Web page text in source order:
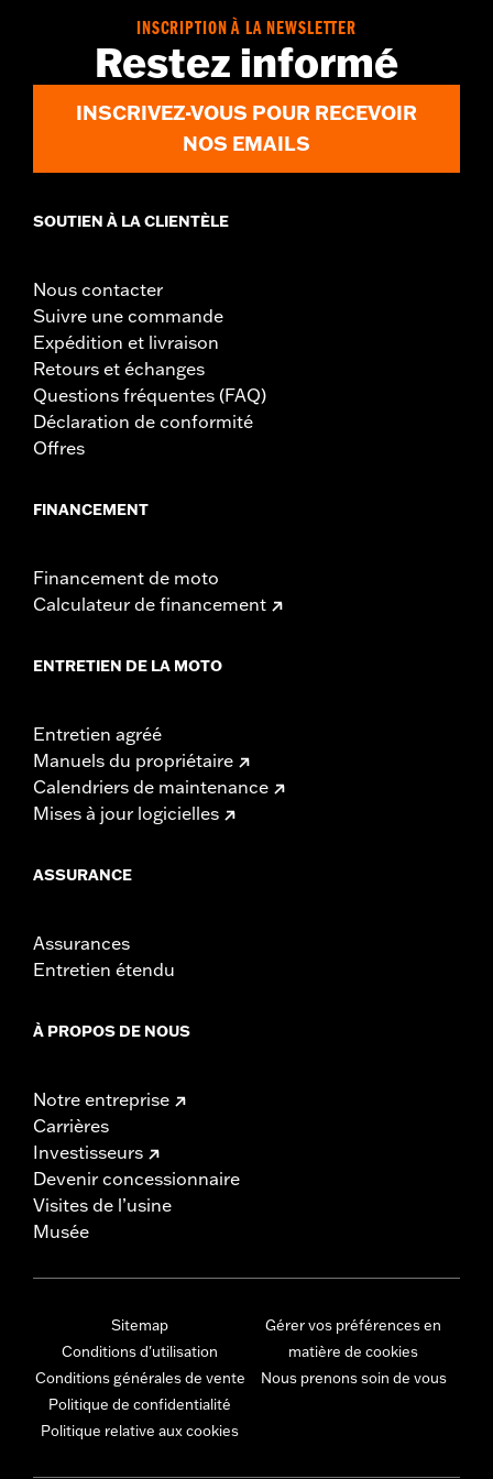
INSCRIPTION À LA NEWSLETTER
Restez informé
INSCRIVEZ-VOUS POUR RECEVOIR
NOS EMAILS
SOUTIEN À LA CLIENTÈLE
Nous contacter
Suivre une commande
Expédition et livraison
Retours et échanges
Questions fréquentes (FAQ)
Déclaration de conformité
Offres
FINANCEMENT
Financement de moto
Calculateur de financement
ENTRETIEN DE LA MOTO
Entretien agréé
Manuels du propriétaire
Calendriers de maintenance
Mises à jour logicielles
ASSURANCE
Assurances
Entretien étendu
À PROPOS DE NOUS
Notre entreprise
Carrières
Investisseurs
Devenir concessionnaire
Visites de l’usine
Musée
Sitemap
Conditions d'utilisation
Conditions générales de vente
Politique de confidentialité
Politique relative aux cookies
Gérer vos préférences en
matière de cookies
Nous prenons soin de vous